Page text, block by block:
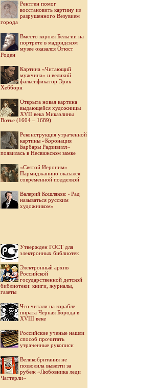
Рентген помог
восстановить картину из
разрушенного Везувием
города
Вместо короля Бельгии на
портрете в мадридском
музее оказался Огюст
Роден
Картина «Читающий
мужчина» и великий
фальсификатор Эрик
Хебборн
Открыта новая картина
выдающейся художницы
XVII века Микаэлины
Вотье (1604 – 1689)
Реконструкция утраченной
картины «Коронация
Барбары Радзивилл»
появилась в Несвижском замке
«Святой Иероним»
Пармиджанино оказался
современной подделкой
Валерий Кошляков: «Рад
называться русским
художником»
Утвержден ГОСТ для
электронных библиотек
Электронный архив
Российской
государственной детской
библиотеки: книги, журналы,
газеты
Что читали на корабле
пирата Черная Борода в
XVIII веке
Российские ученые нашли
способ прочитать
утраченные рукописи
Великобритания не
позволила вывезти за
рубеж «Любовника леди
Чаттерли»